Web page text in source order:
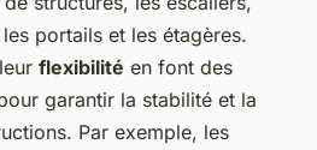
portails et les étagères.
flexibilité en font des
garantir la stabilité et la
Par exemple, les